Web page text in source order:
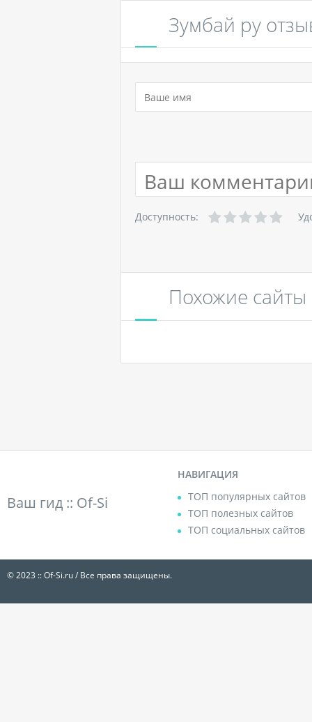
Зумбай ру
Доступность:
Похожие сайты
Ваш гид :: Of-Si
НАВИГАЦИЯ
ТОП популярных сайтов
ТОП полезных сайтов
ТОП социальных сайтов
© 2023 :: Of-Si.ru / Все права защищены.